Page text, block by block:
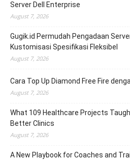
Server Dell Enterprise
August 7, 2026
Gugik.id Permudah Pengadaan
Kustomisasi Spesifikasi Fleksibel
August 7, 2026
Cara Top Up Diamond Free Fire
August 7, 2026
What 109 Healthcare Projects
Better Clinics
August 7, 2026
A New Playbook for Coaches and